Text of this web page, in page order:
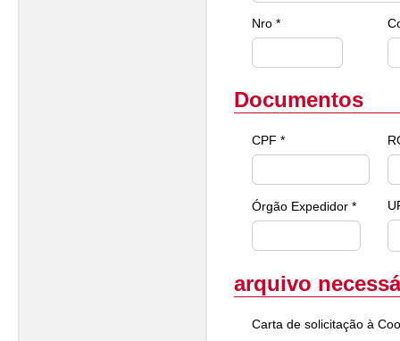
Nro *
Documentos
CPF *
Órgão Expedidor *
arquivo
Carta de solicitação à